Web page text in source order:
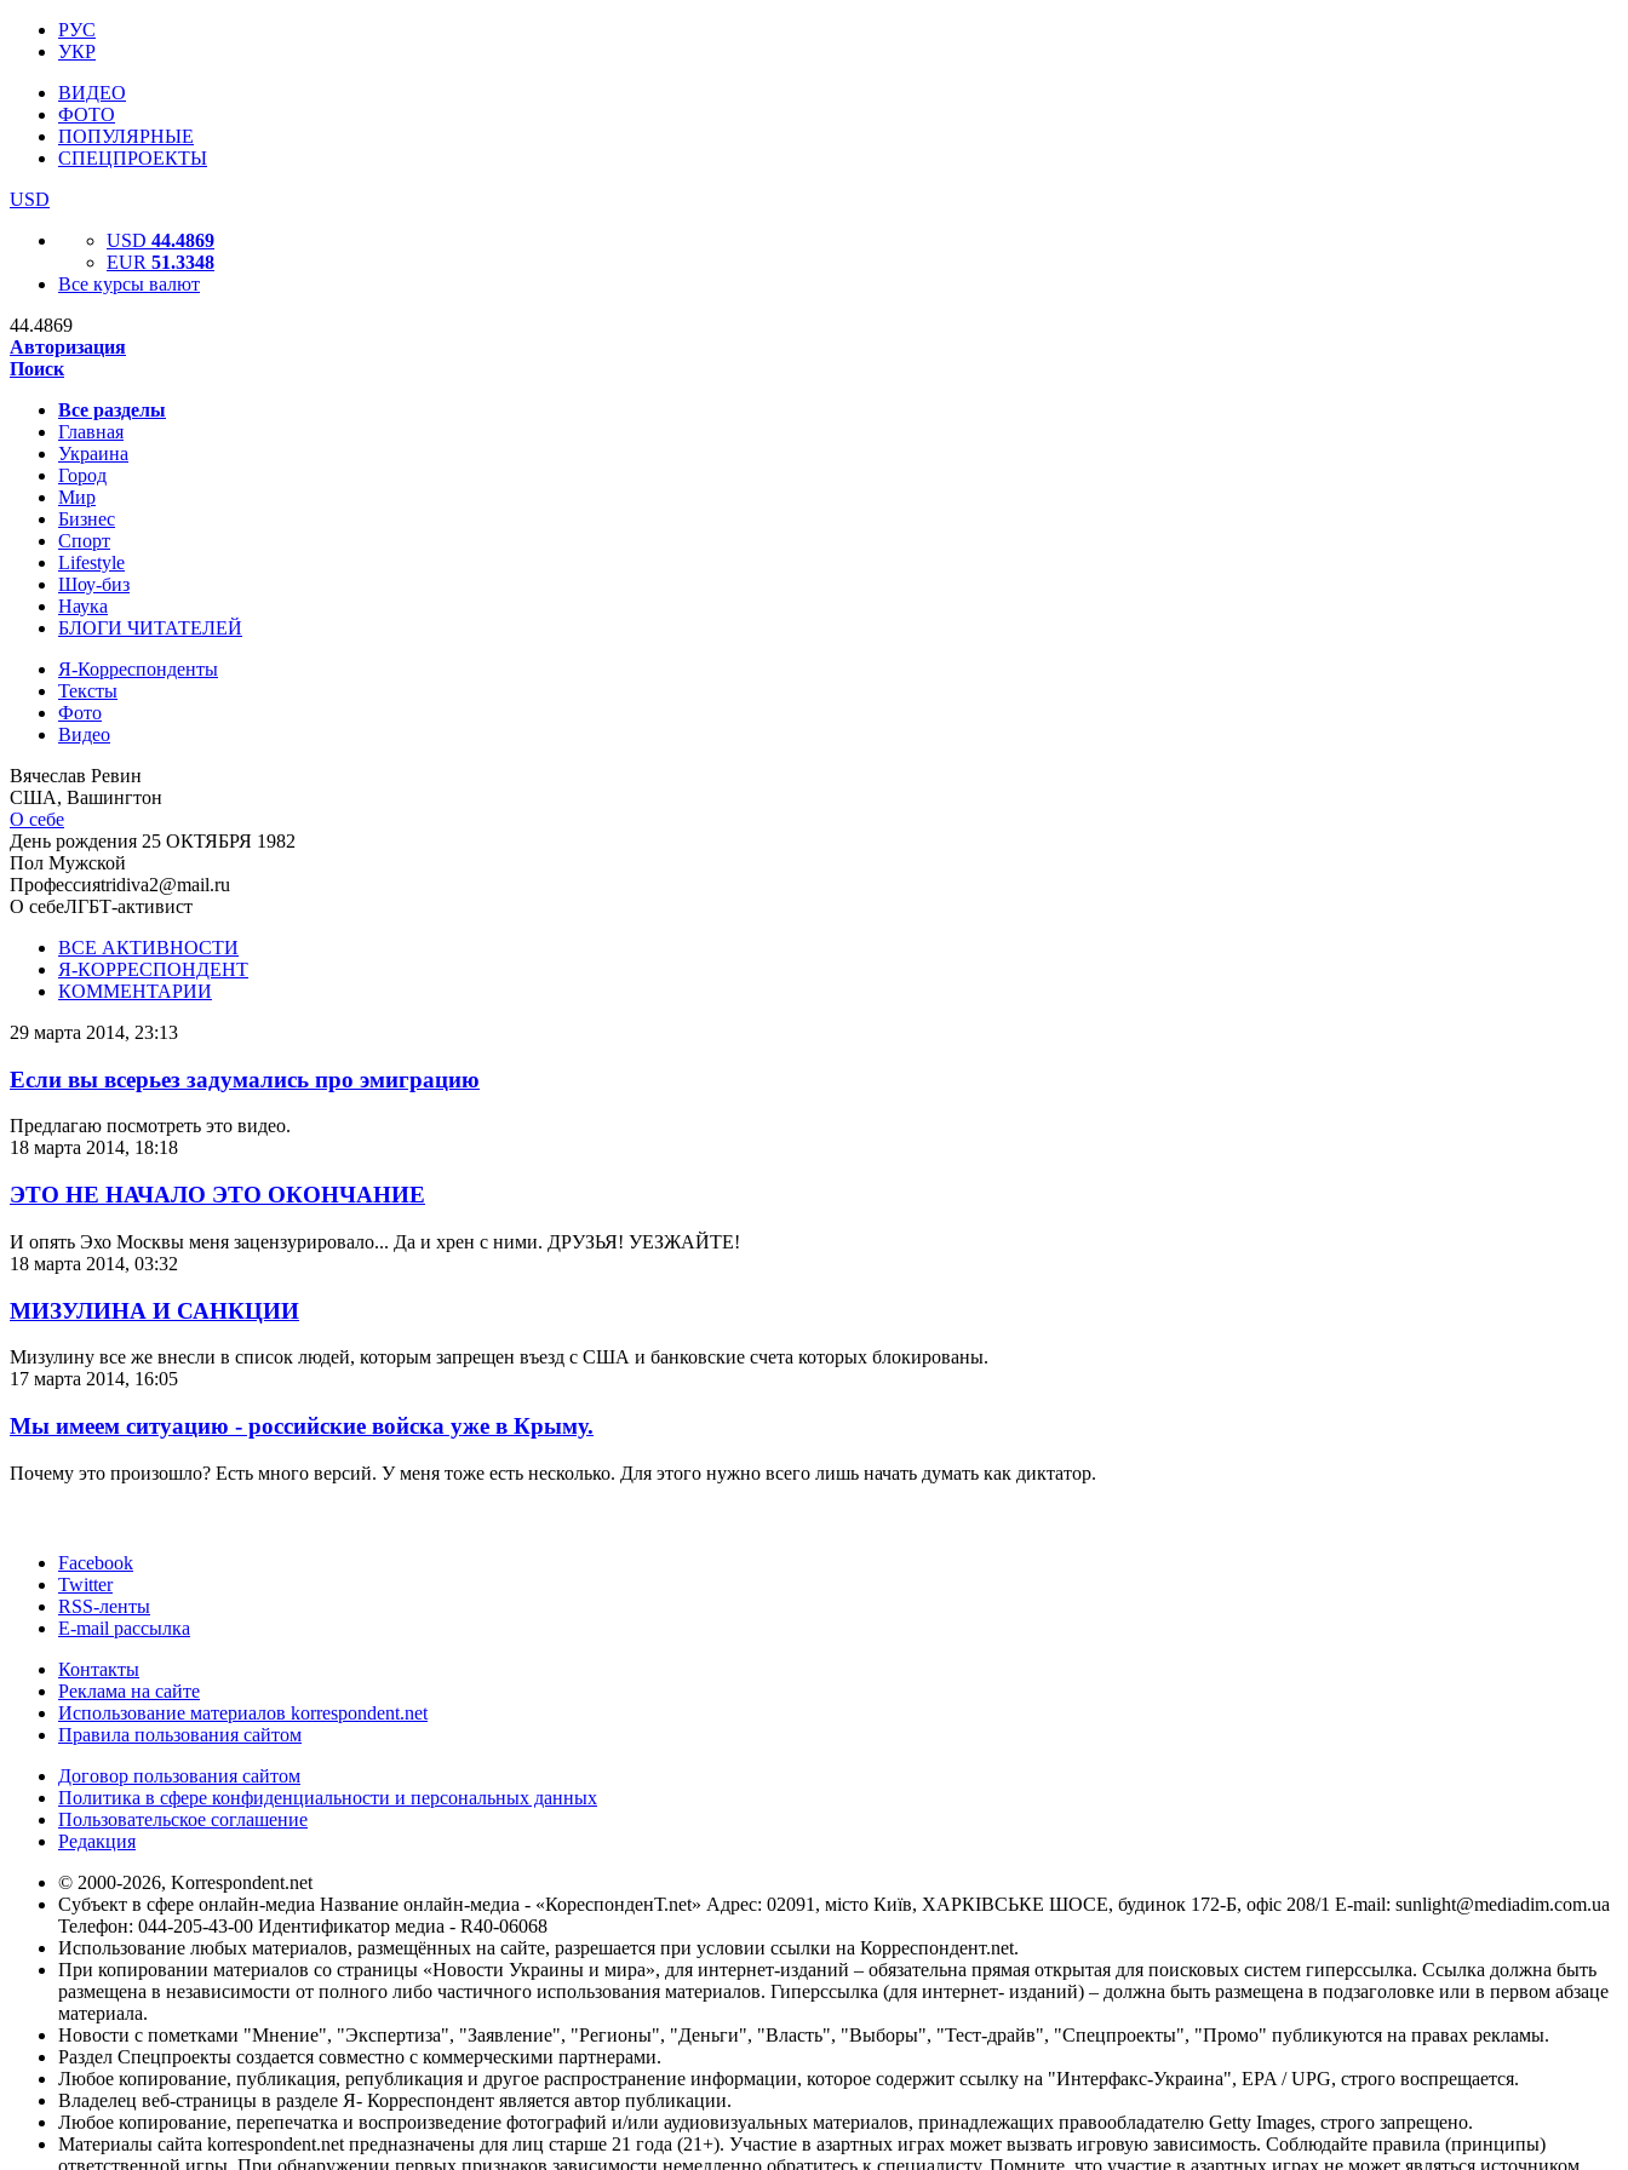
РУС
УКР
ВИДЕО
ФОТО
ПОПУЛЯРНЫЕ
СПЕЦПРОЕКТЫ
USD
USD 44.4869
EUR 51.3348
Все курсы валют
44.4869
Авторизация
Поиск
Все разделы
Главная
Украина
Город
Мир
Бизнес
Спорт
Lifestyle
Шоу-биз
Наука
БЛОГИ ЧИТАТЕЛЕЙ
Я-Корреспонденты
Тексты
Фото
Видео
Вячеслав Ревин
США, Вашингтон
О себе
День рождения 25 ОКТЯБРЯ 1982
Пол Мужской
Профессияtridiva2@mail.ru
О себеЛГБТ-активист
ВСЕ АКТИВНОСТИ
Я-КОРРЕСПОНДЕНТ
КОММЕНТАРИИ
29 марта 2014, 23:13
Если вы всерьез задумались про эмиграцию
Предлагаю посмотреть это видео.
18 марта 2014, 18:18
ЭТО НЕ НАЧАЛО ЭТО ОКОНЧАНИЕ
И опять Эхо Москвы меня зацензурировало... Да и хрен с ними. ДРУЗЬЯ! УЕЗЖАЙТЕ!
18 марта 2014, 03:32
МИЗУЛИНА И САНКЦИИ
Мизулину все же внесли в список людей, которым запрещен въезд с США и банковские счета которых блокированы.
17 марта 2014, 16:05
Мы имеем ситуацию - российские войска уже в Крыму.
Почему это произошло? Есть много версий. У меня тоже есть несколько. Для этого нужно всего лишь начать думать как диктатор.
Facebook
Twitter
RSS-ленты
E-mail рассылка
Контакты
Реклама на сайте
Использование материалов korrespondent.net
Правила пользования сайтом
Договор пользования сайтом
Политика в сфере конфиденциальности и персональных данных
Пользовательское соглашение
Редакция
© 2000-2026, Korrespondent.net
Субъект в сфере онлайн-медиа Название онлайн-медиа - «КореспонденТ.net» Адрес: 02091, місто Київ, ХАРКІВСЬКЕ ШОСЕ, будинок 172-Б, офіс 208/1 E-mail: sunlight@mediadim.com.ua
Телефон: 044-205-43-00 Идентификатор медиа - R40-06068
Использование любых материалов, размещённых на сайте, разрешается при условии ссылки на Корреспондент.net.
При копировании материалов со страницы «Новости Украины и мира», для интернет-изданий – обязательна прямая открытая для поисковых систем гиперссылка. Ссылка должна быть
размещена в независимости от полного либо частичного использования материалов. Гиперссылка (для интернет- изданий) – должна быть размещена в подзаголовке или в первом абзаце
материала.
Новости с пометками "Мнение", "Экспертиза", "Заявление", "Регионы", "Деньги", "Власть", "Выборы", "Тест-драйв", "Спецпроекты", "Промо" публикуются на правах рекламы.
Раздел Спецпроекты создается совместно с коммерческими партнерами.
Любое копирование, публикация, републикация и другое распространение информации, которое содержит ссылку на "Интерфакс-Украина", EPA / UPG, строго воспрещается.
Владелец веб-страницы в разделе Я- Корреспондент является автор публикации.
Любое копирование, перепечатка и воспроизведение фотографий и/или аудиовизуальных материалов, принадлежащих правообладателю Getty Images, строго запрещено.
Материалы сайта korrespondent.net предназначены для лиц старше 21 года (21+). Участие в азартных играх может вызвать игровую зависимость. Соблюдайте правила (принципы)
ответственной игры. При обнаружении первых признаков зависимости немедленно обратитесь к специалисту. Помните, что участие в азартных играх не может являться источником